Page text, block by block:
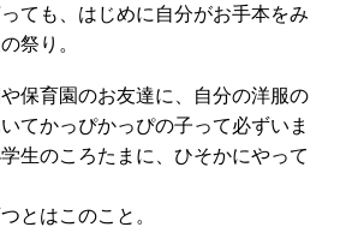
ても、はじめに自分がお手本をみ
祭り。
保育園のお友達に、自分の洋服の
てかっぴかっぴの子って必ずいま
生のころたまに、ひそかにやって
とはこのこと。